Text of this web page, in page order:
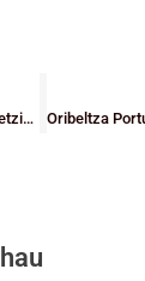
Bisaski Podcast-a – Hemeretzigarren saioa